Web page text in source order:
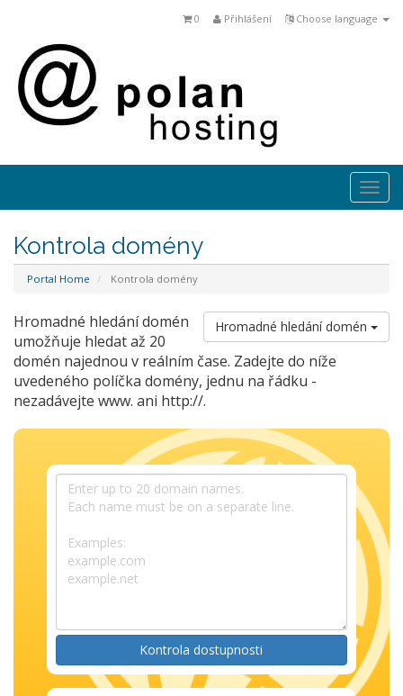
Choose language
Přihlášení
0
Kontrola domény
Portal Home Kontrola domény
Hromadné hledání domén
Hromadné hledání domén
umožňuje hledat až 20
domén najednou v reálním čase. Zadejte do níže
uvedeného políčka domény, jednu na řádku -
nezadávejte www. ani http://.
Kontrola dostupnosti